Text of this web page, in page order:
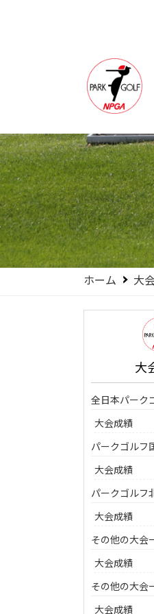
ホーム 大
大
全日本パーク
大会成績
パークゴルフ
大会成績
パークゴルフ
大会成績
その他の大会
大会成績
その他の大会
大会成績